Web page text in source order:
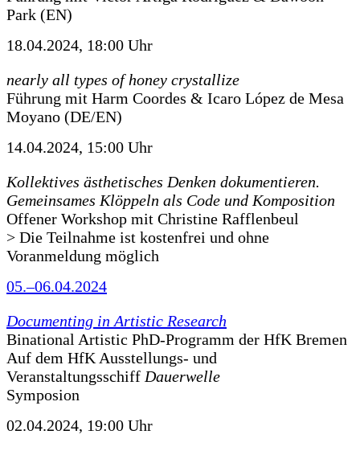
Park (EN)
18.04.2024, 18:00 Uhr
nearly all types of honey crystallize
Führung mit Harm Coordes & Icaro López de Mesa
Moyano (DE/EN)
14.04.2024, 15:00 Uhr
Kollektives ästhetisches Denken dokumentieren.
Gemeinsames Klöppeln als Code und Komposition
Offener Workshop mit Christine Rafflenbeul
> Die Teilnahme ist kostenfrei und ohne
Voranmeldung möglich
05.–06.04.2024
Documenting in Artistic Research
Binational Artistic PhD-Programm der HfK Bremen
Auf dem HfK Ausstellungs- und
Veranstaltungsschiff Dauerwelle
Symposion
02.04.2024, 19:00 Uhr